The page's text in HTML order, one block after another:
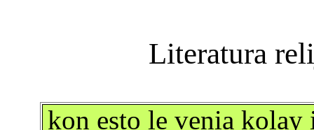
kon esto le venia kolay